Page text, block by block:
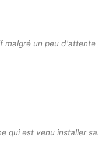
malgré un peu
qui est venu installer